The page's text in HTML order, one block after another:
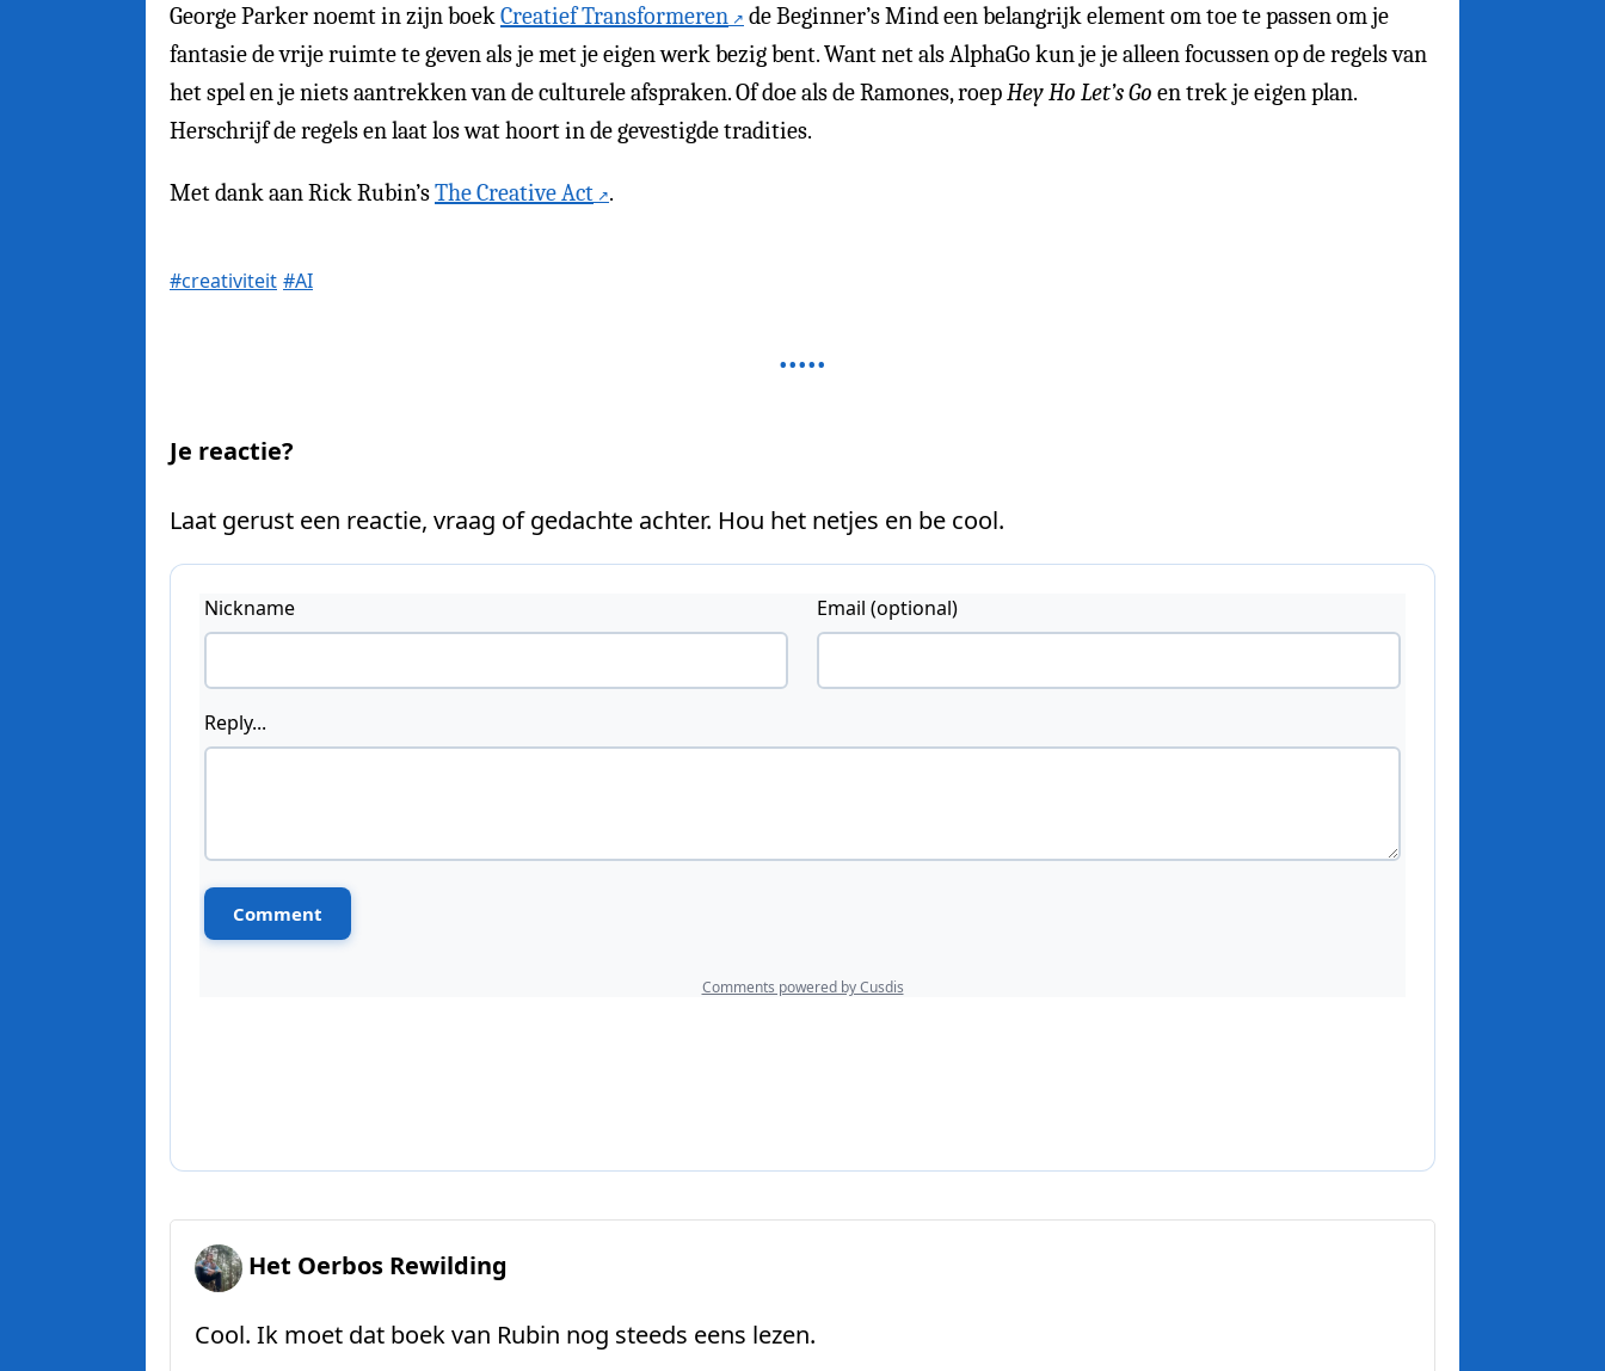
George Parker noemt in zijn boekCreatief Transformeren
de Beginner’s Mind een belangrijk element om toe te passen om je
fantasie de vrije ruimte te geven als je met je eigen werk bezig bent. Want net als AlphaGo kun je je alleen focussen op de regels van
het spel en je niets aantrekken van de culturele afspraken. Of doe als de Ramones, roepHey Ho Let’s Go en trek je eigen plan.
Herschrijf de regels en laat los wat hoort in de gevestigde tradities.
Met dank aan Rick Rubin’sThe Creative Act .
#creativiteit #AI
Je reactie?
Laat gerust een reactie, vraag of gedachte achter. Hou het netjes en be cool.
Het Oerbos Rewilding
Cool. Ik moet dat boek van Rubin nog steeds eens lezen.